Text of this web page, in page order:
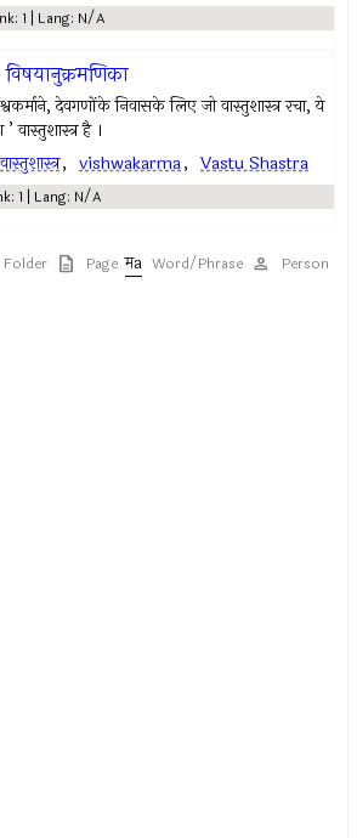
1 | Lang: N/A
विषयानुक्रमणिका
देवगणोंके निवासके लिए जो वास्तुशास्त्र रचा, ये
वास्तुशास्त्र है ।
वास्तुशास्त्र, vishwakarma, Vastu Shastra
1 | Lang: N/A
Folder Page Word/Phrase Person